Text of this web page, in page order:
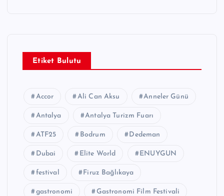
Etiket Bulutu
Accor Ali Can Aksu Anneler Günü
Antalya Antalya Turizm Fuarı
ATF25 Bodrum Dedeman
Dubai Elite World ENUYGUN
festival Firuz Bağlıkaya
gastronomi Gastronomi Film Festivali